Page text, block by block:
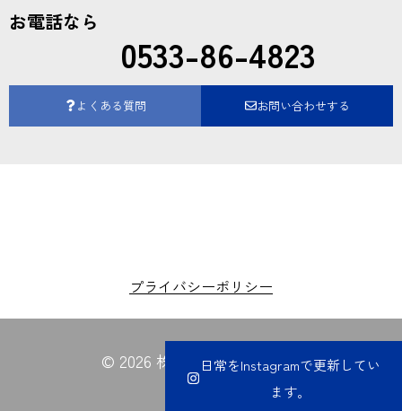
日常をInstagramで更新してい
ます。
お電話なら
0533-86-4823
よくある質問 お問い合わせする
プライバシーポリシー
© 2026 株式会社夏目電業所